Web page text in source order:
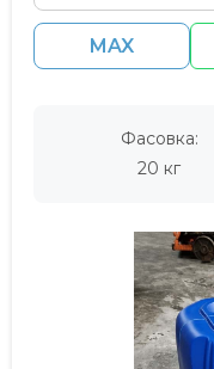
MAX
Фасовка:
20 кг